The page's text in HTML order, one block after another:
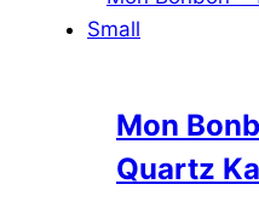
Mon
Quartz